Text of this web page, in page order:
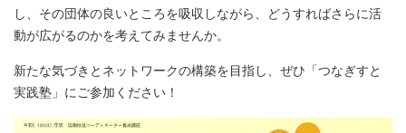
し、その団体の良いところを吸収しながら、どうすればさらに活
動が広がるのかを考えてみませんか。
新たな気づきとネットワークの構築を目指し、ぜひ「つなぎすと
実践塾」にご参加ください！